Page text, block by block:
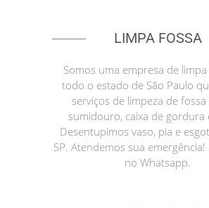
LIMPA FOSSA
Somos uma empresa de
todo o estado de São Paulo
serviços de limpeza de fossa
sumidouro, caixa de gordura
Desentupimos vaso, pia e
SP. Atendemos sua
no Whatsapp.